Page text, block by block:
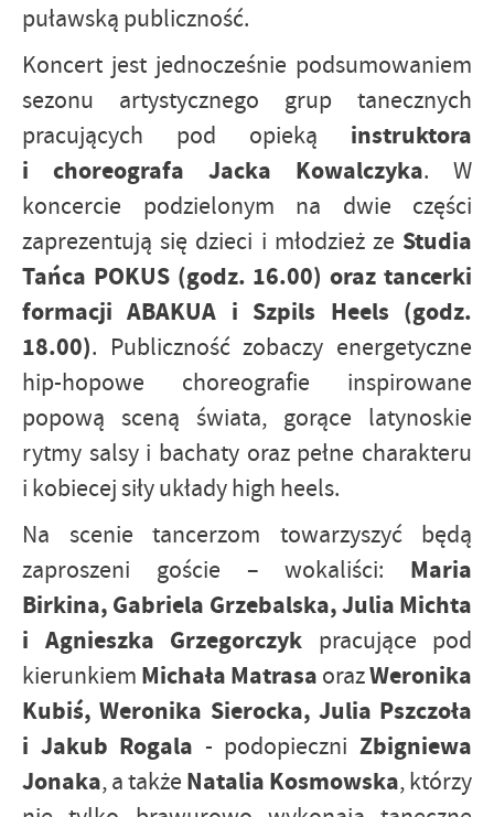
puławską publiczność.
Koncert jest jednocześnie podsumowaniem
sezonu artystycznego grup tanecznych
pracujących pod opieką instruktora
i choreografa Jacka Kowalczyka. W
koncercie podzielonym na dwie części
zaprezentują się dzieci i młodzież ze Studia
Tańca POKUS (godz. 16.00) oraz tancerki
formacji ABAKUA i Szpils Heels (godz.
18.00). Publiczność zobaczy energetyczne
hip-hopowe choreografie inspirowane
popową sceną świata, gorące latynoskie
rytmy salsy i bachaty oraz pełne charakteru
i kobiecej siły układy high heels.
Na scenie tancerzom towarzyszyć będą
zaproszeni goście – wokaliści: Maria
Birkina, Gabriela Grzebalska, Julia Michta
i Agnieszka Grzegorczyk pracujące pod
kierunkiem Michała Matrasa orazWeronika
Kubiś, Weronika Sierocka, Julia Pszczoła
i Jakub Rogala - podopieczniZbigniewa
Jonaka, a także Natalia Kosmowska, którzy